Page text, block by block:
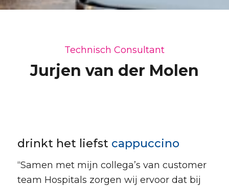
Technisch Consultant
Jurjen van der Molen
drinkt het liefst cappuccino
“Samen met mijn collega’s van customer
team Hospitals zorgen wij ervoor dat bij